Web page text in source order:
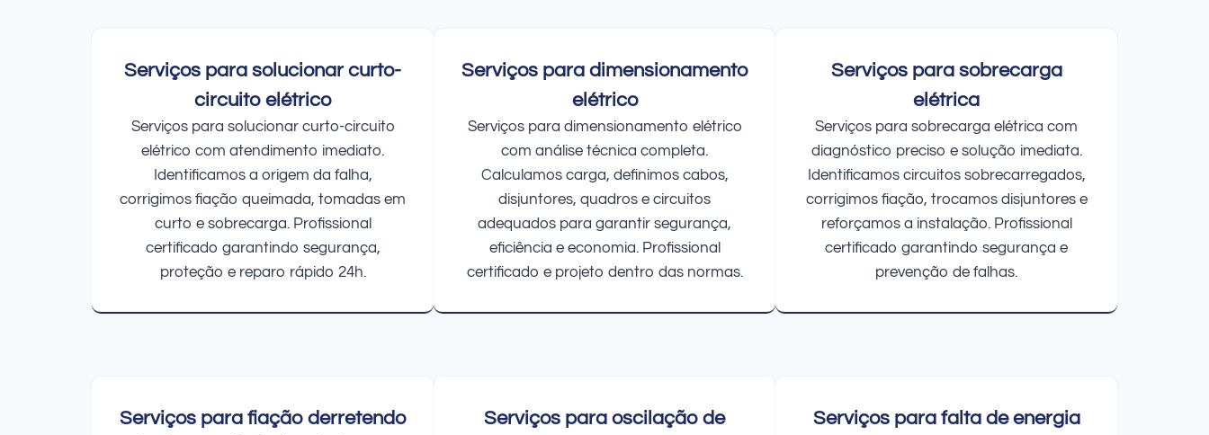
Serviços para solucionar curto-
circuito elétrico
Serviços para solucionar curto-circuito
elétrico com atendimento imediato.
Identificamos a origem da falha,
corrigimos fiação queimada, tomadas em
curto e sobrecarga. Profissional
certificado garantindo segurança,
proteção e reparo rápido 24h.
Serviços para dimensionamento
elétrico
Serviços para dimensionamento elétrico
com análise técnica completa.
Calculamos carga, definimos cabos,
disjuntores, quadros e circuitos
adequados para garantir segurança,
eficiência e economia. Profissional
certificado e projeto dentro das normas.
Serviços para sobrecarga
elétrica
Serviços para sobrecarga elétrica com
diagnóstico preciso e solução imediata.
Identificamos circuitos sobrecarregados,
corrigimos fiação, trocamos disjuntores e
reforçamos a instalação. Profissional
certificado garantindo segurança e
prevenção de falhas.
Serviços para fiação derretendo
Serviços para oscilação de
Serviços para falta de energia